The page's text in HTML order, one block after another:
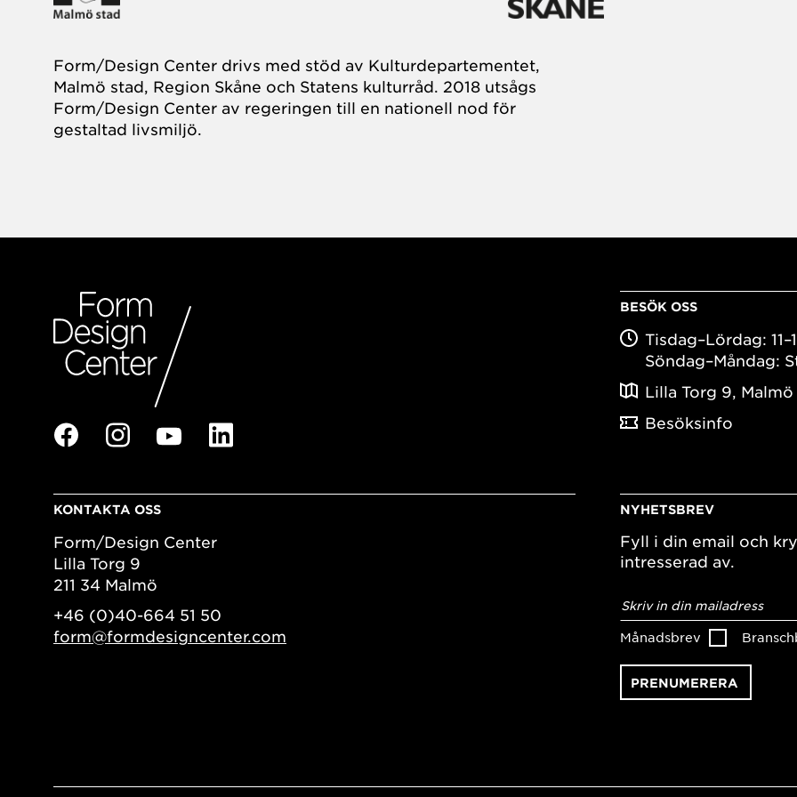
Form/Design Center drivs med stöd av Kulturdepartementet,
Malmö stad, Region Skåne och Statens kulturråd. 2018 utsågs
Form/Design Center av regeringen till en nationell nod för
gestaltad livsmiljö.
BESÖK OSS
Tisdag–Lördag:
Söndag–Måndag:
Lilla Torg 9, Malmö
Besöksinfo
KONTAKTA OSS
Form/Design Center
Lilla Torg 9
211 34 Malmö
+46 (0)40-664 51 50
form@formdesigncenter.com
NYHETSBREV
Fyll i din email och
intresserad av.
postadress*
Månadsbrev